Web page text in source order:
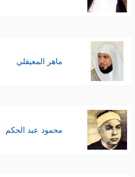
ماهر المعيقلي
محمود عبد الحكم